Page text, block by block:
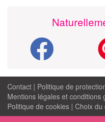
Contact | Politique de
Mentions légales et conditions
Politique de cookies | Choix du